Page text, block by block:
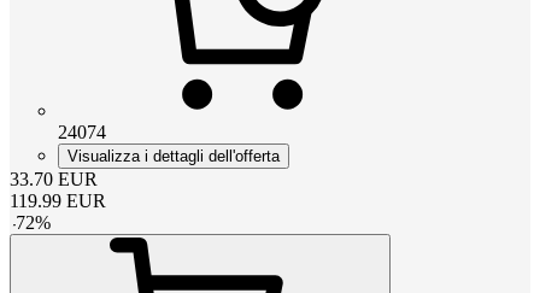
24074
Visualizza i dettagli dell'offerta
33.70 EUR
119.99 EUR
-72%